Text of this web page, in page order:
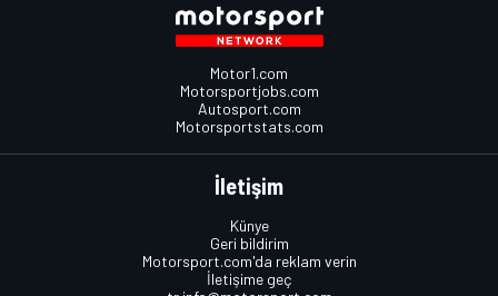
Motor1.com
Motorsportjobs.com
Autosport.com
Motorsportstats.com
İletişim
Künye
Geri bildirim
Motorsport.com'da reklam verin
İletişime geç